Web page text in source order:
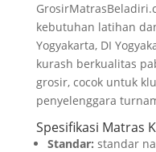
kebutuhan latihan
Yogyakarta, DI
kurash berkualitas
grosir, cocok untuk
penyelenggara
Spesifikasi Matras
Standar: standar